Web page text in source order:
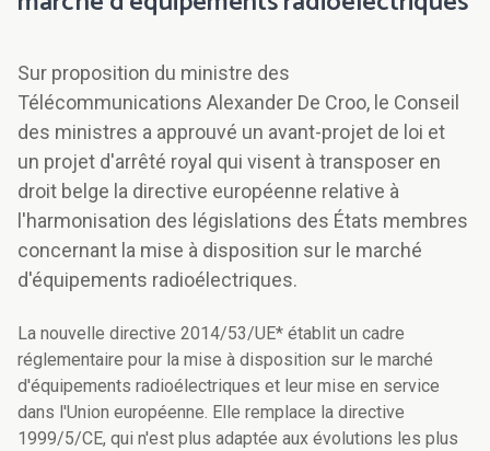
Sur proposition du ministre des
Télécommunications Alexander De Croo, le Conseil
des ministres a approuvé un avant-projet de loi et
un projet d'arrêté royal qui visent à transposer en
droit belge la directive européenne relative à
l'harmonisation des législations des États membres
concernant la mise à disposition sur le marché
d'équipements radioélectriques.
La nouvelle directive 2014/53/UE* établit un cadre
réglementaire pour la mise à disposition sur le marché
d'équipements radioélectriques et leur mise en service
dans l'Union européenne. Elle remplace la directive
1999/5/CE, qui n'est plus adaptée aux évolutions les plus